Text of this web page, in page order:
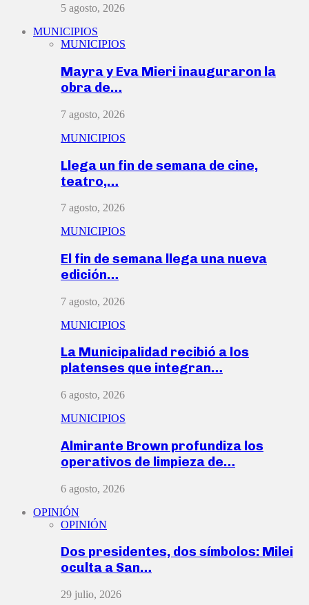
5 agosto, 2026
MUNICIPIOS
MUNICIPIOS
Mayra y Eva Mieri inauguraron la
obra de…
7 agosto, 2026
MUNICIPIOS
Llega un fin de semana de cine,
teatro,…
7 agosto, 2026
MUNICIPIOS
El fin de semana llega una nueva
edición…
7 agosto, 2026
MUNICIPIOS
La Municipalidad recibió a los
platenses que integran…
6 agosto, 2026
MUNICIPIOS
Almirante Brown profundiza los
operativos de limpieza de…
6 agosto, 2026
OPINIÓN
OPINIÓN
Dos presidentes, dos símbolos: Milei
oculta a San…
29 julio, 2026